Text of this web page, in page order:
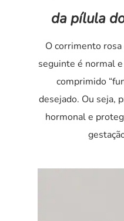
da pílula
O corrimento
seguinte é normal
comprimido
desejado. Ou seja,
hormonal e